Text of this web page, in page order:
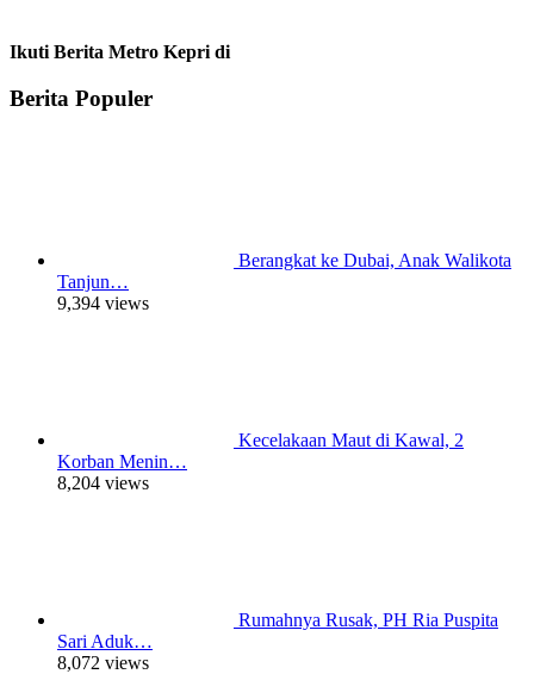
Ikuti Berita Metro Kepri di
Berita Populer
Berangkat ke Dubai, Anak Walikota
Tanjun…
9,394 views
Kecelakaan Maut di Kawal, 2
Korban Menin…
8,204 views
Rumahnya Rusak, PH Ria Puspita
Sari Aduk…
8,072 views